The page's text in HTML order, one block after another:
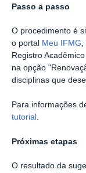
Passo a passo
O procedimento é
o portal Meu IFMG,
Registro
na opção
disciplinas que
Para informações
tutorial .
Próximas etapas
O resultado da